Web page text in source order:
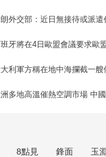
外交部：近日無接待或派遣
牙將在4日歐盟會議要求歐
利軍方稱在地中海攔截一艘
多地高溫催熱空調市場 中
8點見 鋒面 玉